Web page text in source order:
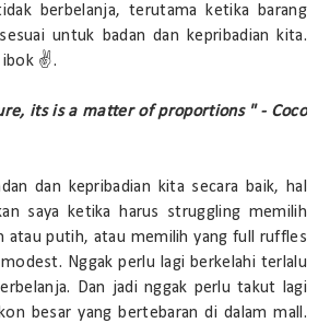
berbelanja, terutama ketika barang
untuk badan dan kepribadian kita.
ibok ✌.
its is a matter of proportions " - Coco
dan kepribadian kita secara baik, hal
saya ketika harus struggling memilih
atau putih, atau memilih yang full ruffles
Nggak perlu lagi berkelahi terlalu
Dan jadi nggak perlu takut lagi
besar yang bertebaran di dalam mall.